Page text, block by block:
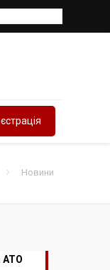
Новини
АТО